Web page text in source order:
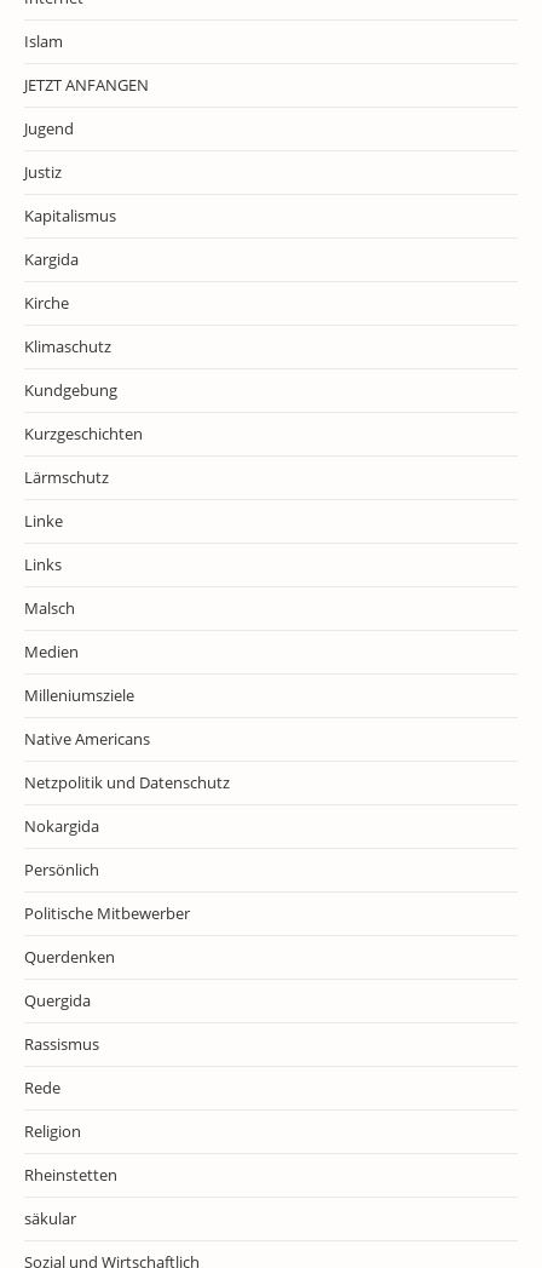
Islam
JETZT ANFANGEN
Jugend
Justiz
Kapitalismus
Kargida
Kirche
Klimaschutz
Kundgebung
Kurzgeschichten
Lärmschutz
Linke
Links
Malsch
Medien
Milleniumsziele
Native Americans
Netzpolitik und Datenschutz
Nokargida
Persönlich
Politische Mitbewerber
Querdenken
Quergida
Rassismus
Rede
Religion
Rheinstetten
säkular
Sozial und Wirtschaftlich